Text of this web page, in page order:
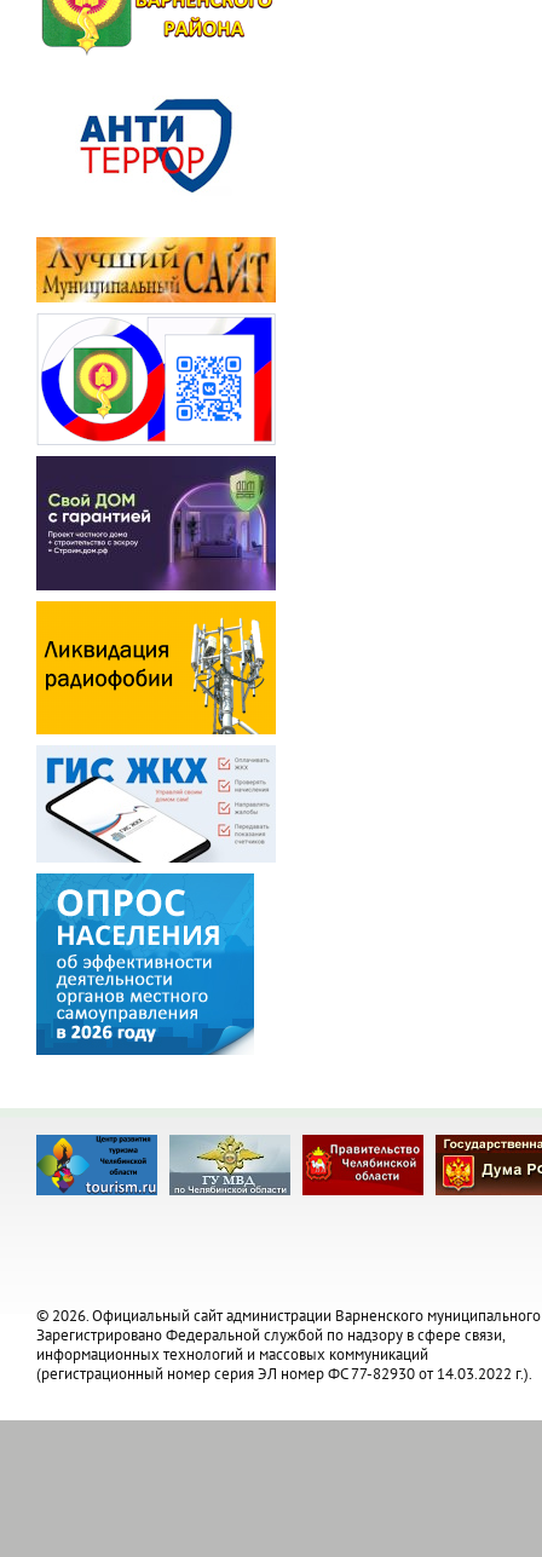
© 2026. Официальный сайт администрации Варненского муниципального
Зарегистрировано Федеральной службой по надзору в сфере связи,
информационных технологий и массовых коммуникаций
(регистрационный номер серия ЭЛ номер ФС 77-82930 от 14.03.2022 г.).